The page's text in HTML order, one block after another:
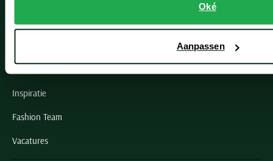
Oké
Aanpassen
Grote maten herenkleding
Inspiratie
Fashion Team
Vacatures